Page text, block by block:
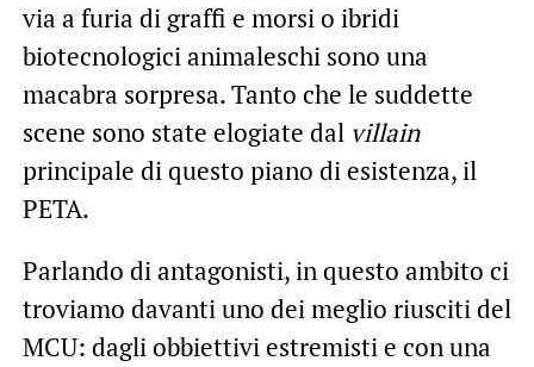
via a furia di graffi e morsi o ibridi
biotecnologici animaleschi sono una
macabra sorpresa. Tanto che le suddette
scene sono state elogiate dal villain
principale di questo piano di esistenza, il
PETA.
Parlando di antagonisti, in questo ambito ci
troviamo davanti uno dei meglio riusciti del
MCU: dagli obbiettivi estremisti e con una